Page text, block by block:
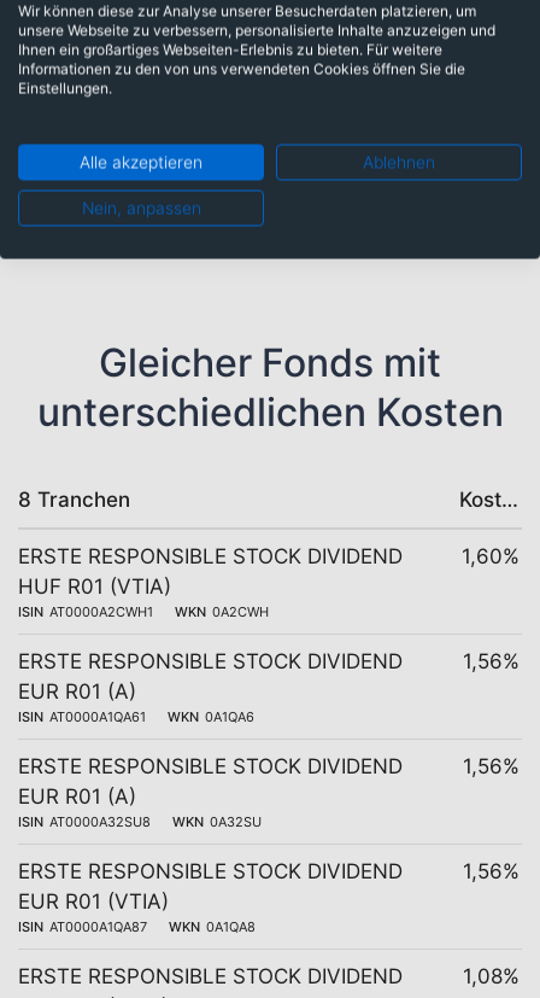
Amgen Inc.
3,22%
Home Depot Inc. The
3,21%
Industria de Diseño Textil SA
Pfizer Inc.
2,85%
PepsiCo Inc.
Gleicher Fonds mit
unterschiedlichen Kosten
8 Tranchen Kosten
ERSTE RESPONSIBLE STOCK DIVIDEND
HUF R01 (VTIA)
ISIN AT0000A2CWH1 WKN 0A2CWH
1,60%
ERSTE RESPONSIBLE STOCK DIVIDEND
EUR R01 (A)
ISIN AT0000A1QA61 WKN 0A1QA6
1,56%
ERSTE RESPONSIBLE STOCK DIVIDEND
EUR R01 (A)
ISIN AT0000A32SU8 WKN 0A32SU
1,56%
ERSTE RESPONSIBLE STOCK DIVIDEND
EUR R01 (VTIA)
ISIN AT0000A1QA87 WKN 0A1QA8
1,56%
ERSTE RESPONSIBLE STOCK DIVIDEND
1,08%
Wir können diese zur Analyse unserer Besucherdaten platzieren, um
unsere Webseite zu verbessern, personalisierte Inhalte anzuzeigen und
Ihnen ein großartiges Webseiten-Erlebnis zu bieten. Für weitere
Informationen zu den von uns verwendeten Cookies öffnen Sie die
Einstellungen.
Alle akzeptieren Ablehnen
Nein, anpassen